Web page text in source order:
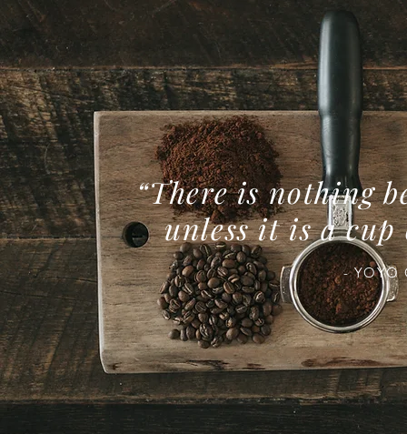
“There is nothing
unless it is a
- YOYO